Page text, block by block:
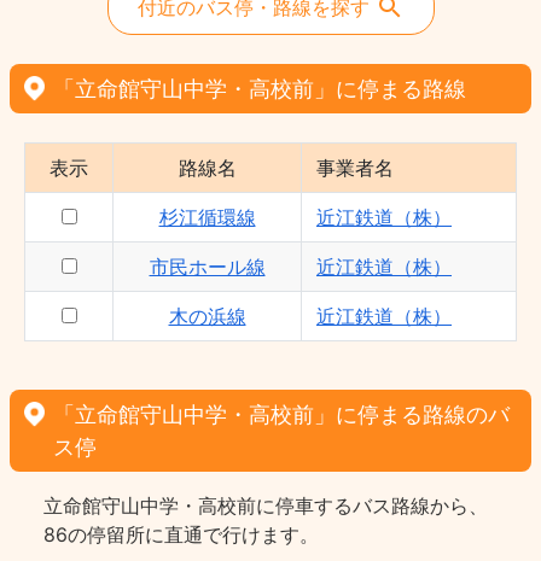
付近のバス停・路線を探す
「立命館守山中学・高校前」に停まる路線
表示 路線名 事業者名
杉江循環線 近江鉄道（株）
市民ホール線 近江鉄道（株）
木の浜線 近江鉄道（株）
「立命館守山中学・高校前」に停まる路線のバ
ス停
立命館守山中学・高校前に停車するバス路線から、
86の停留所に直通で行けます。